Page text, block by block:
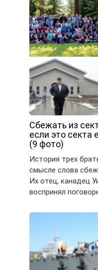
Сбежать из
если это секта
(9 фото)
История трех
смысле слова
Их отец, канадец
воспринял